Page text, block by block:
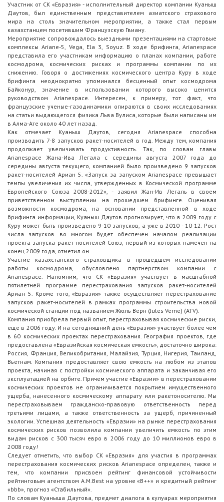
Участник от СК «Евразия» - исполнительный директор компании Куаныш
Даутов, был единственным представителем азиатского страхового
мира на столь значительном мероприятии, а также стал первым
казахстанцем посетившим Французскую Гвиану.
Мероприятие сопровождалось выездными презентациями на стартовые
комплексы Ariane-5, Vega, Ela 3, Soyuz. В ходе брифинга, Arianespace
представила его участникам информацию о планах компании, работе
космодрома, космических рисках и программы компании по их
снижению. Говоря о достижениях космического центра Куру в ходе
брифинга неоднократно упоминался бесценный опыт космодрома
Байконур, значение в использовании которого высоко ценится
руководством Arianespace. Интересен, к примеру, тот факт, что
французские ученые-газодинамики опираются в своих исследованиях
на статьи выдающегося физика Льва Вулиса, которые были написаны им
в Алма-Ате около 40 лет назад.
Как отмечает Куаныш Даутов, сегодня Arianespace способна
производить 7-8 запусков ракет-носителей в год. Между тем, компания
продолжает увеличивать продуктивность. Так, по словам главы
Arianespace Жана-Ива Легала с середины августа 2007 года до
середины августа текущего, компанией было произведено 9 запусков
ракет-носителей Ариан 5. «Запуск за запуском Arianespace превышает
темпы увеличения их числа, утвержденных в Космической программе
Европейского Союза 2008-2012», - заявил Жан-Ив Легаль в своем
приветственном выступлении на прошедшем брифинге. Оценивая
возможности космодрома, на основании представленной в ходе
брифинга информации, Куаныш Даутов прогнозирует, что в 2009 году с
Куру может быть произведено 9-10 запусков, а уже в 2010 - 10-12. Рост
числа запусков во многом будет обеспечен началом реализации
проекта запуска ракет-носителей Союз, первый из которых намечен на
конец 2009 года, отметил он.
Участие казахстанского страховщика в прошедшем исследовании
работы космодрома, обусловлено партнерством компании с
Arianespace. Напомним, что СК «Евразия» участвует в масштабной
пятилетней программе перестрахования запусков ракет-носителей
Ариан 5. Кроме того, «Евразия» также осуществляет перестрахование
запусков ракет-носителей в рамках программы строительства новой
космической станции под названием Жюль Верн (Jules Verne) (ATV).
Компания приобрела первый опыт, перестраховывая космические риски,
еще в 2006 году. И на сегодняшний день «Евразия» участвует более чем
в 60 космических проектах перестрахования. География проектов, где
предоставлена «Евразийская космическая емкость», достаточно широка:
Россия, Франция, Великобритания, Малайзия, Турция, Нигерия, Таиланд,
Вьетнам. Компания предоставляет свою емкость на любом из этапов
проекта, начиная с постройки космического аппарата и заканчивая его
эксплуатацией на орбите. Причем участие «Евразии» в перестраховании
космических проектов не ограничивается покрытием имущественного
ущерба, нанесенного космическому аппарату или ракетоносителю. Мы
перестраховываем гражданско-правовую ответственность перед
третьими лицами, а также ответственность за ущерб, причиненный
экологии. Успешная деятельность «Евразии» на рынке перестрахования
космических рисков позволила компании увеличить емкость по этим
видам рисков с 300 тысяч евро в 2006 году до 10 миллионов евро в
2008 году!
Следует отметить, что выбор СК «Евразия» для участия в программах
перестрахования космических рисков Arianespace определен, также и
тем, что компании присвоен рейтинг финансовой устойчивости
рейтинговым агентством A.M.Best на уровне «B++» и кредитный рейтинг
«bbb», прогноз «Стабильный».
По словам Куаныша Даутова, предмет диалога в кулуарах мероприятия